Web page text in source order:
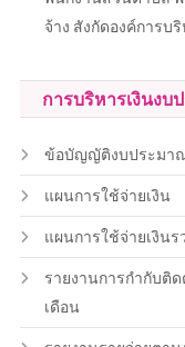
จ้าง สังกัดองค์การบ
การบริหารเงินงบ
ข้อบัญญัติงบประมา
แผนการใช้จ่ายเงิน
แผนการใช้จ่ายเงิน
รายงานการกำกับติ
เดือน